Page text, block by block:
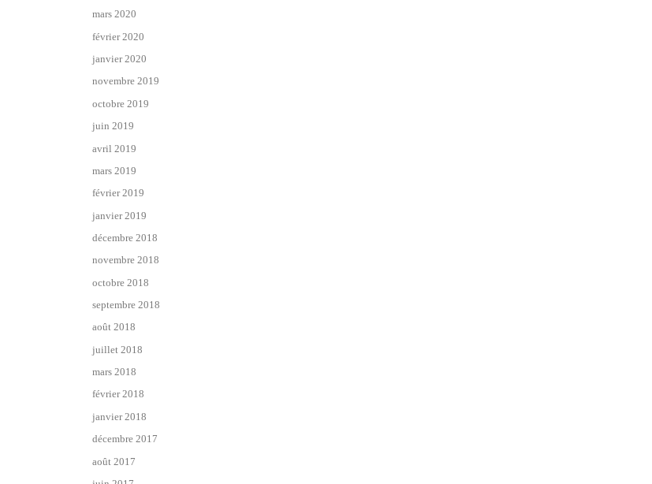
mars 2020
février 2020
janvier 2020
novembre 2019
octobre 2019
juin 2019
avril 2019
mars 2019
février 2019
janvier 2019
décembre 2018
novembre 2018
octobre 2018
septembre 2018
août 2018
juillet 2018
mars 2018
février 2018
janvier 2018
décembre 2017
août 2017